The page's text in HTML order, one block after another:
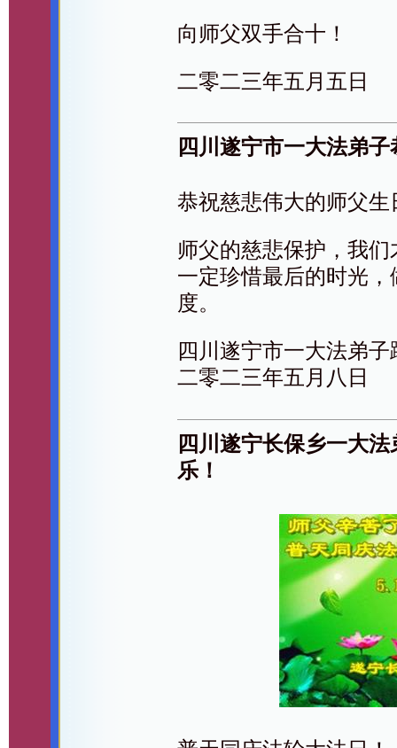
向师父双手合十！
二零二三年五月五日
四川遂宁市一大法弟
恭祝慈悲伟大的师父
师父的慈悲保护，我
一定珍惜最后的时光
度。
四川遂宁市一大法弟子
二零二三年五月八日
四川遂宁长保乡一大
乐！